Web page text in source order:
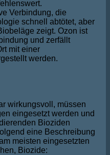
Verbindung, die
schnell abtötet, aber
zeigt. Ozon ist
und zerfällt
mit einer
werden.
wirkungsvoll, müssen
eingesetzt werden und
Bioziden
eine Beschreibung
meisten eingesetzten
Biozide: